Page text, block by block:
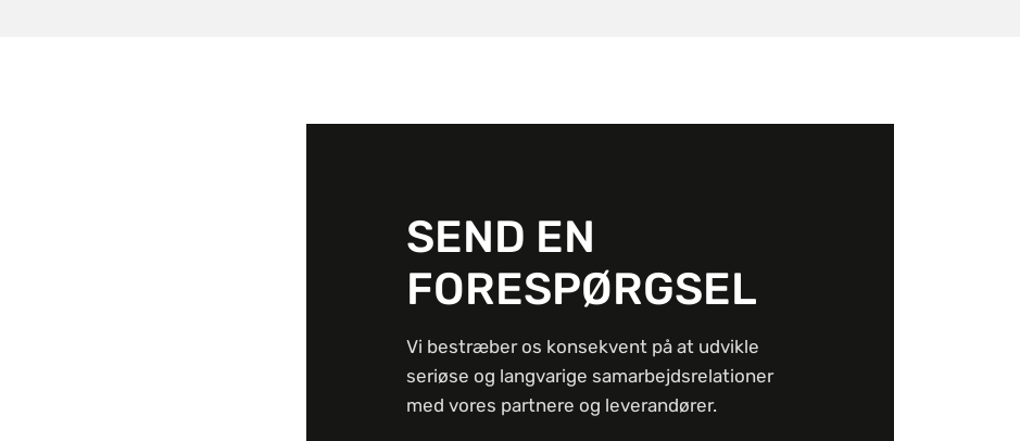
SEND EN
FORESPØRGSEL
Vi bestræber os konsekvent på at udvikle
seriøse og langvarige samarbejdsrelationer
med vores partnere og leverandører.